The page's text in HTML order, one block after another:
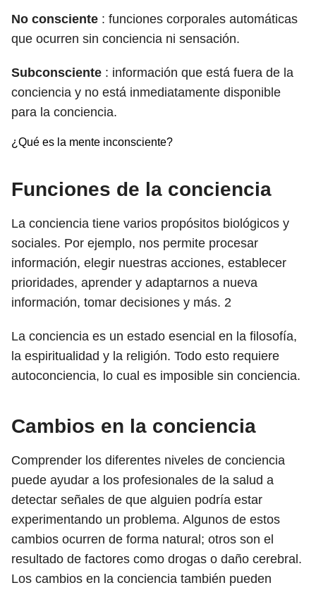
No consciente : funciones corporales automáticas
que ocurren sin conciencia ni sensación.
Subconsciente : información que está fuera de la
conciencia y no está inmediatamente disponible
para la conciencia.
¿Qué es la mente inconsciente?
Funciones de la conciencia
La conciencia tiene varios propósitos biológicos y
sociales. Por ejemplo, nos permite procesar
información, elegir nuestras acciones, establecer
prioridades, aprender y adaptarnos a nueva
información, tomar decisiones y más. 2
La conciencia es un estado esencial en la filosofía,
la espiritualidad y la religión. Todo esto requiere
autoconciencia, lo cual es imposible sin conciencia.
Cambios en la conciencia
Comprender los diferentes niveles de conciencia
puede ayudar a los profesionales de la salud a
detectar señales de que alguien podría estar
experimentando un problema. Algunos de estos
cambios ocurren de forma natural; otros son el
resultado de factores como drogas o daño cerebral.
Los cambios en la conciencia también pueden